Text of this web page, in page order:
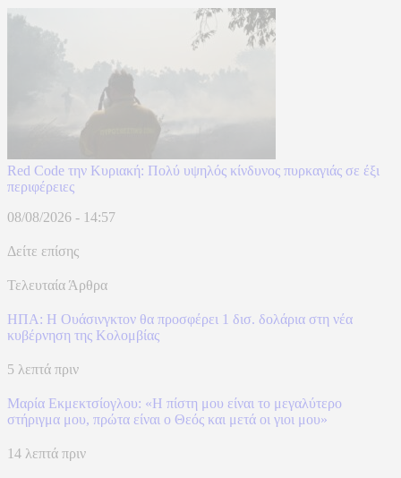
Red Code την Κυριακή: Πολύ υψηλός κίνδυνος πυρκαγιάς σε έξι
περιφέρειες
08/08/2026 - 14:57
Δείτε επίσης
Τελευταία Άρθρα
ΗΠΑ: H Ουάσινγκτον θα προσφέρει 1 δισ. δολάρια στη νέα
κυβέρνηση της Κολομβίας
5 λεπτά πριν
Μαρία Εκμεκτσίογλου: «Η πίστη μου είναι το μεγαλύτερο
στήριγμα μου, πρώτα είναι ο Θεός και μετά οι γιοι μου»
14 λεπτά πριν